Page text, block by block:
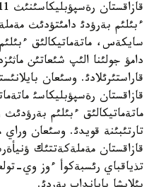
ءبئلئم بةرؤدئ دامئتؤدئث
سايكةس، ماتةماتيكالئق
دامؤ جولئنا الئپ شئعاتئن
قاراستئرئلادئ. وسئعان
ماتةماتيكالئق ءبئلئم
تارتئبئنة قويدئ. وسئعان
قازاقستان مةملةكةتتئك
تذياقباي رئسبةكوأ ءوز وي-